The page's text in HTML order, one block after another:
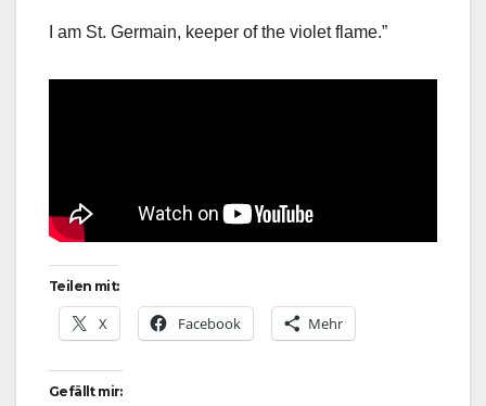
I am St. Germain, keeper of the violet flame.”
Teilen mit:
X Facebook Mehr
Gefällt mir: